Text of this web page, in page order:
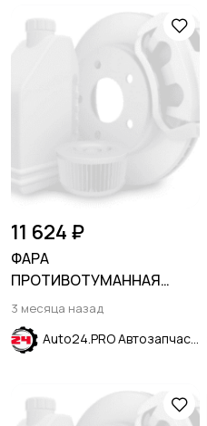
11 624 ₽
ФАРА
ПРОТИВОТУМАННАЯ
ПРАВАЯ LED PRIMIER
CHEVROLET EQUINOX 2021-
2024
3 месяца назад
Auto24.PRO Автозапчасти